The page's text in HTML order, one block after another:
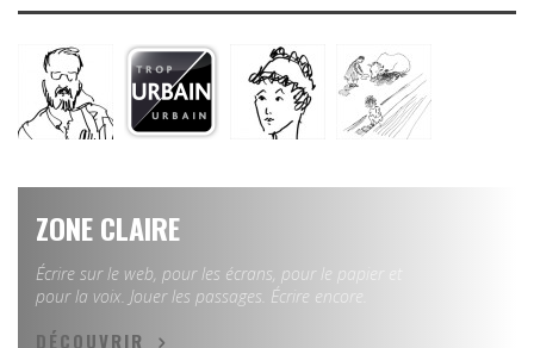
ZONE CLAIRE
Écrire sur le web, pour les écrans, pour le papier et
pour la voix. Jouer les passages. Écrire encore.
DÉCOUVRIR